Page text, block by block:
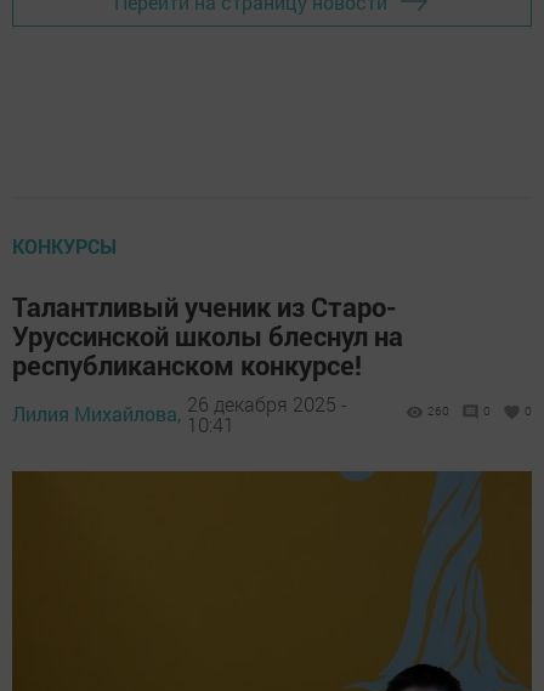
КОНКУРСЫ
Талантливый ученик из Старо-
Уруссинской школы блеснул на
республиканском конкурсе!
Лилия Михайлова, 26 декабря 2025 -
10:41
260 0 0